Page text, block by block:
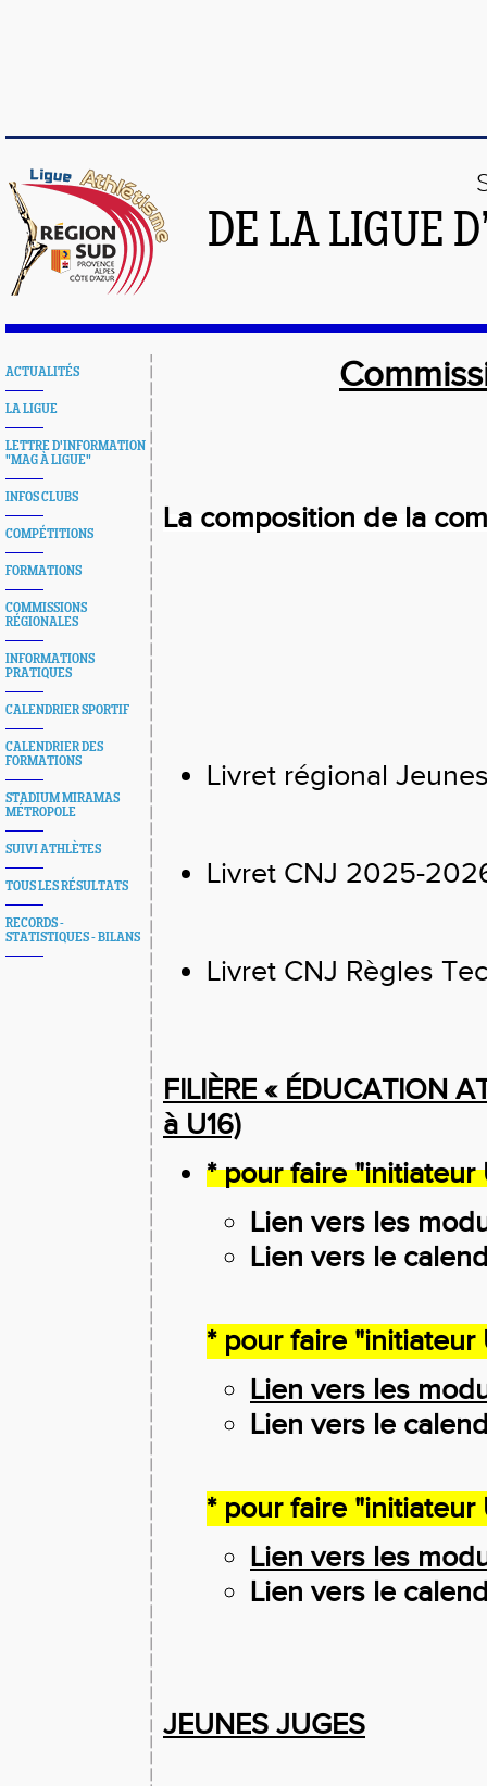
DE LA LIGUE
ACTUALITÉS
LA LIGUE
LETTRE D'INFORMATION
"MAG À LIGUE"
INFOS CLUBS
COMPÉTITIONS
FORMATIONS
COMMISSIONS
RÉGIONALES
INFORMATIONS
PRATIQUES
CALENDRIER SPORTIF
CALENDRIER DES
FORMATIONS
STADIUM MIRAMAS
MÉTROPOLE
SUIVI ATHLÈTES
TOUS LES RÉSULTATS
RECORDS -
STATISTIQUES - BILANS
La composition de la
Livret régional
Livret CNJ 2025-
Livret CNJ Règles
FILIÈRE « ÉDUCATION
à U16)
* pour faire "initiateur
Lien vers les
Lien vers le
* pour faire "initiateur
Lien vers les
Lien vers le
* pour faire "initiateur
Lien vers les
Lien vers le
JEUNES JUGES